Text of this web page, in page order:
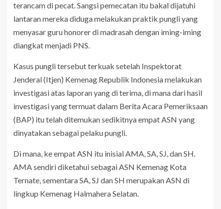
terancam di pecat. Sangsi pemecatan itu bakal dijatuhi
lantaran mereka diduga melakukan praktik pungli yang
menyasar guru honorer di madrasah dengan iming-iming
diangkat menjadi PNS.
Kasus pungli tersebut terkuak setelah Inspektorat
Jenderal (Itjen) Kemenag Republik Indonesia melakukan
investigasi atas laporan yang di terima, di mana dari hasil
investigasi yang termuat dalam Berita Acara Pemeriksaan
(BAP) itu telah ditemukan sedikitnya empat ASN yang
dinyatakan sebagai pelaku pungli.
Di mana, ke empat ASN itu inisial AMA, SA, SJ, dan SH.
AMA sendiri diketahui sebagai ASN Kemenag Kota
Ternate, sementara SA, SJ dan SH merupakan ASN di
lingkup Kemenag Halmahera Selatan.